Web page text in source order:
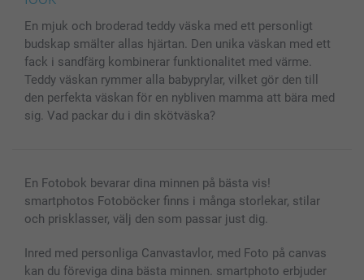
Fotoalmanackor & Fotoagenda
Fotoramar & Tillbehör
Presentkort
Alla fotoprodukter
Investor Relations
Status på beställningar
En mjuk och broderad teddy väska med ett personligt
budskap smälter allas hjärtan. Den unika väskan med ett
fack i sandfärg kombinerar funktionalitet med värme.
Teddy väskan rymmer alla babyprylar, vilket gör den till
den perfekta väskan för en nybliven mamma att bära med
sig. Vad packar du i din skötväska?
En Fotobok bevarar dina minnen på bästa vis!
smartphotos Fotoböcker finns i många storlekar, stilar
och prisklasser, välj den som passar just dig.
Inred med personliga Canvastavlor, med Foto på canvas
kan du föreviga dina bästa minnen. smartphoto erbjuder